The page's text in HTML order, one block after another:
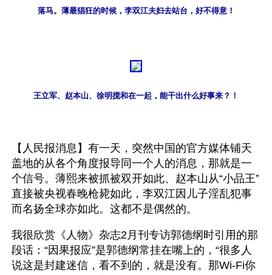
落马。薄最猖狂的时候，李双江夫妇去站台，好不得意！
王立军、赵本山、徐明搅和在一起，能干出什么好事来？！
【人民报消息】有一天，突然中国的官方媒体铺天
盖地的从各个角度报导同一个人的消息，那就是一
个信号。薄熙来被抓被双开如此、赵本山从“小品王”
直接被央视春晚枪毙如此，李双江因儿子淫乱犯事
而名扬全球亦如此。这都不是偶然的。
我很欣赏《人物》杂志2月刊专访郭德纲时引用的那
段话：“因果报应”是郭德纲常挂在嘴上的，“很多人
说这是封建迷信，看不到的，就是没有。那Wi-Fi你